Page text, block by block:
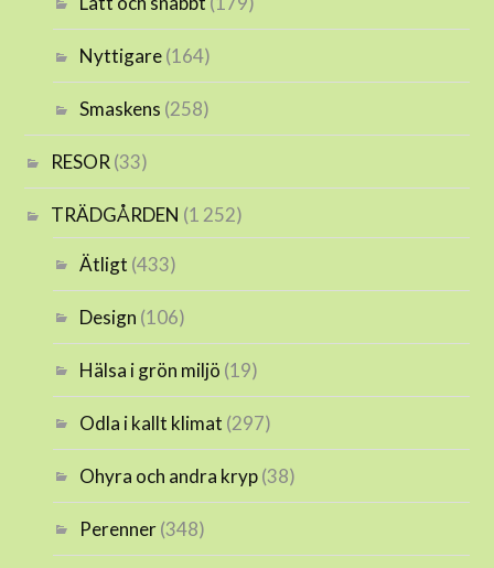
Nyttigare(164)
Smaskens (258)
RESOR(33)
TRÄDGÅRDEN (1 252)
Ätligt (433)
Design (106)
Hälsa i grön miljö (19)
Odla i kallt klimat (297)
Ohyra och andra kryp(38)
Perenner(348)